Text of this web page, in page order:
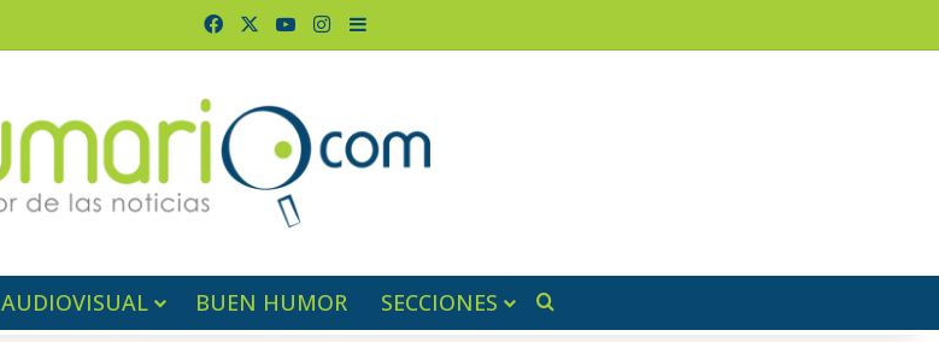
FacebookYouTubeInstagram
Barra lateral
AUDIOVISUAL BUEN HUMOR SECCIONES